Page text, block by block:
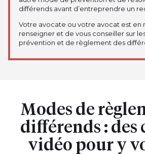
différends avant d’entreprendre un
Votre avocate ou votre avocat est en
renseigner et de vous conseiller sur
prévention et de règlement des
Modes de
différends : des
vidéo pour y